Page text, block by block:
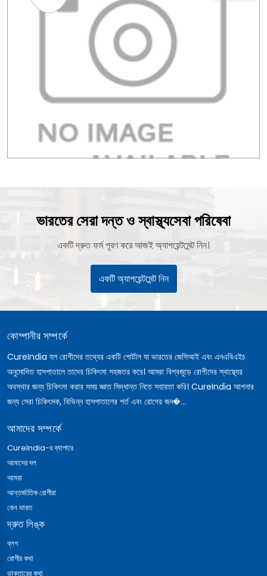
ভারতের সেরা দন্ত ও স্বাস্থ্যসেবা পরিষেবা
একটি দ্রুত ফর্ম পূরণ করে আজই অ্যাপয়েন্টমেন্ট নিন।
একটি অ্যাপয়েন্টমেন্ট নিন
কোম্পানীর সম্পর্কে
CureIndia হল রোগীদের তথ্যের একটি পোর্টাল যা ভারতের জেসিআই এবং এনএবিএইচ
অনুমোদিত হাসপাতালে তাদের চিকিৎসা সহজতর করে। আমরা বিশ্বজুড়ে রোগীদের স্বাস্থ্যের
অবস্থার জন্য চিকিৎসা করার সময় জ্ঞাত সিদ্ধান্ত নিতে সহায়তা করি। CureIndia আপনার
জন্য সেরা চিকিৎসক, বিভিন্ন হাসপাতালের শর্ত এবং রোগের জন�...
আমাদের সম্পর্কে
CureIndia-র ব্যাপারে
আমাদের দল
আমরা
আন্তর্জাতিক রোগীরা
কেন ভারত
দ্রুত লিঙ্ক
ব্লগ
রোগীর কথা
ডাক্তারের কথা